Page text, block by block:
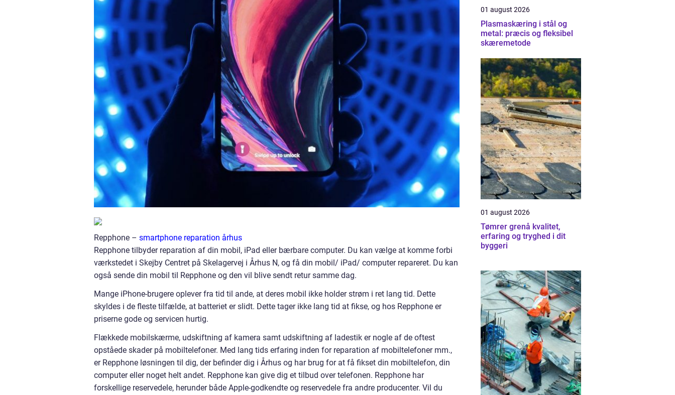
Repphone – smartphone reparation århus
Repphone tilbyder reparation af din mobil, iPad eller bærbare computer. Du kan vælge at komme forbi
værkstedet i Skejby Centret på Skelagervej i Århus N, og få din mobil/ iPad/ computer repareret. Du kan
også sende din mobil til Repphone og den vil blive sendt retur samme dag.
Mange iPhone-brugere oplever fra tid til ande, at deres mobil ikke holder strøm i ret lang tid. Dette
skyldes i de fleste tilfælde, at batteriet er slidt. Dette tager ikke lang tid at fikse, og hos Repphone er
priserne gode og servicen hurtig.
Flækkede mobilskærme, udskiftning af kamera samt udskiftning af ladestik er nogle af de oftest
opståede skader på mobiltelefoner. Med lang tids erfaring inden for reparation af mobiltelefoner mm.,
er Repphone løsningen til dig, der befinder dig i Århus og har brug for at få fikset din mobiltelefon, din
computer eller noget helt andet. Repphone kan give dig et tilbud over telefonen. Repphone har
forskellige reservedele, herunder både Apple-godkendte og reservedele fra andre producenter. Vil du
01 august 2026
Plasmaskæring i stål og
metal: præcis og fleksibel
skæremetode
01 august 2026
Tømrer grenå kvalitet,
erfaring og tryghed i dit
byggeri